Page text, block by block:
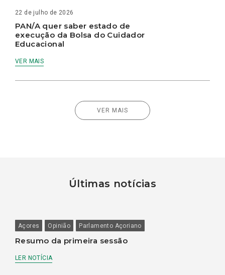
22 de julho de 2026
PAN/A quer saber estado de
execução da Bolsa do Cuidador
Educacional
VER MAIS
VER MAIS
Últimas notícias
Açores Opinião Parlamento Açoriano
Resumo da primeira sessão
LER NOTÍCIA